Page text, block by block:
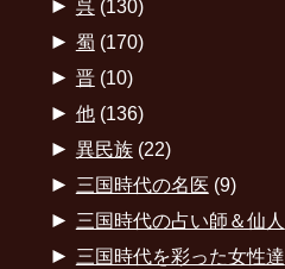
► 呉(130)
► 蜀 (170)
► 晋(10)
► 他(136)
► 異民族(22)
► 三国時代の名医 (9)
► 三国時代の占い師＆仙人
► 三国時代を彩った女性達